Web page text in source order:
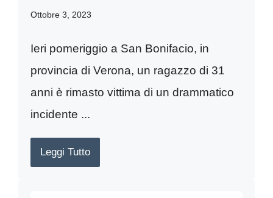
Ottobre 3, 2023
Ieri pomeriggio a San Bonifacio, in
provincia di Verona, un ragazzo di 31
anni è rimasto vittima di un drammatico
incidente ...
Leggi Tutto